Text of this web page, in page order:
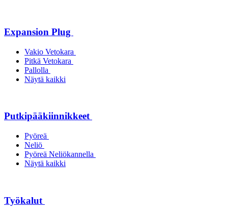
Expansion Plug
Vakio Vetokara
Pitkä Vetokara
Pallolla
Näytä kaikki
Putkipääkiinnikkeet
Pyöreä
Neliö
Pyöreä Neliökannella
Näytä kaikki
Työkalut